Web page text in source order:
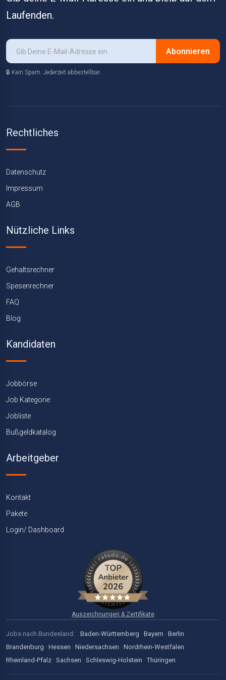
Laufenden.
Abonnieren
🔒 Kein Spam. Jederzeit abbestellbar.
Rechtliches
Datenschutz
Impressum
AGB
Nützliche Links
Gehaltsrechner
Spesenrechner
FAQ
Blog
Kandidaten
Jobbörse
Job Kategorie
Jobliste
Bußgeldkatalog
Arbeitgeber
Kontakt
Pakete
Login/ Dashboard
Auszeichnungen & Zertifikate
Jobs nach Bundesland: Baden-Württemberg · Bayern · Berlin ·
Brandenburg · Hessen · Niedersachsen · Nordrhein-Westfalen ·
Rheinland-Pfalz · Sachsen · Schleswig-Holstein · Thüringen